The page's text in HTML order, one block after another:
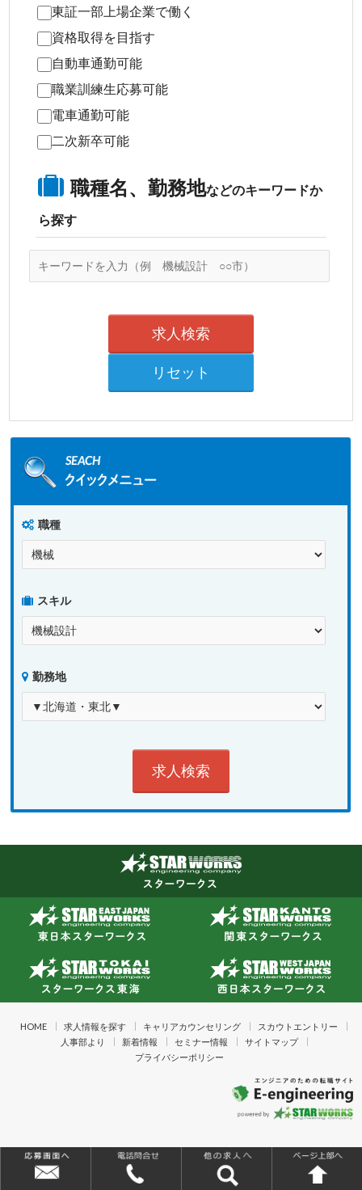
東証一部上場企業で働く
資格取得を目指す
自動車通勤可能
職業訓練生応募可能
電車通勤可能
二次新卒可能
職種名、勤務地などのキーワードか
ら探す
職種
スキル
勤務地
HOME 求人情報を探す キャリアカウンセリング
スカウトエントリー
人事部より
新着情報 セミナー情報
サイトマップ
プライバシーポリシー
Copyright © 2026「イーエンジニアリング powered by STAR WORKS」製造業
技術者の転職を支援するエンジニアのための転職サイト